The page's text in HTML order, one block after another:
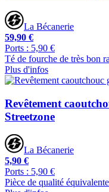
La Bécanerie
59,90 €
Ports : 5,90 €
Té de fourche de très bon
Plus d'infos
Revêtement
Streetzone
La Bécanerie
5,90 €
Ports : 5,90 €
Pièce de qualité